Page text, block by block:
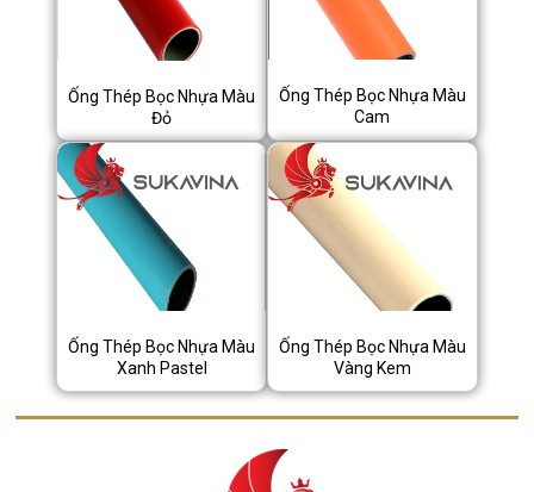
Ống Thép Bọc Nhựa Màu
Đỏ
Ống Thép Bọc Nhựa Màu
Cam
Ống Thép Bọc Nhựa Màu
Xanh Pastel
Ống Thép Bọc Nhựa Màu
Vàng Kem